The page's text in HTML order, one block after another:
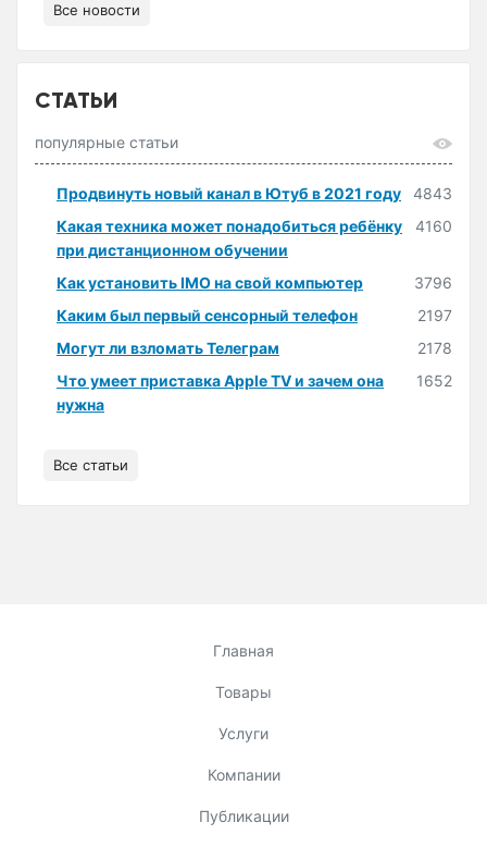
Все новости
СТАТЬИ
популярные статьи
Продвинуть новый канал в Ютуб в 2021 году
4843
Какая техника может понадобиться ребёнку
при дистанционном обучении
4160
Как установить IMO на свой компьютер
3796
Каким был первый сенсорный телефон
2197
Могут ли взломать Телеграм
2178
Что умеет приставка Apple TV и зачем она
нужна
1652
Все статьи
Главная
Товары
Услуги
Компании
Публикации